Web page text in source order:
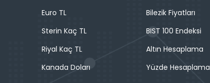
Euro TL
Sterin Kaç TL
Riyal Kaç TL
Kanada Doları
Bilezik Fiyatları
BIST 100 Endeksi
Altın Hesaplama
Yüzde Hesaplama